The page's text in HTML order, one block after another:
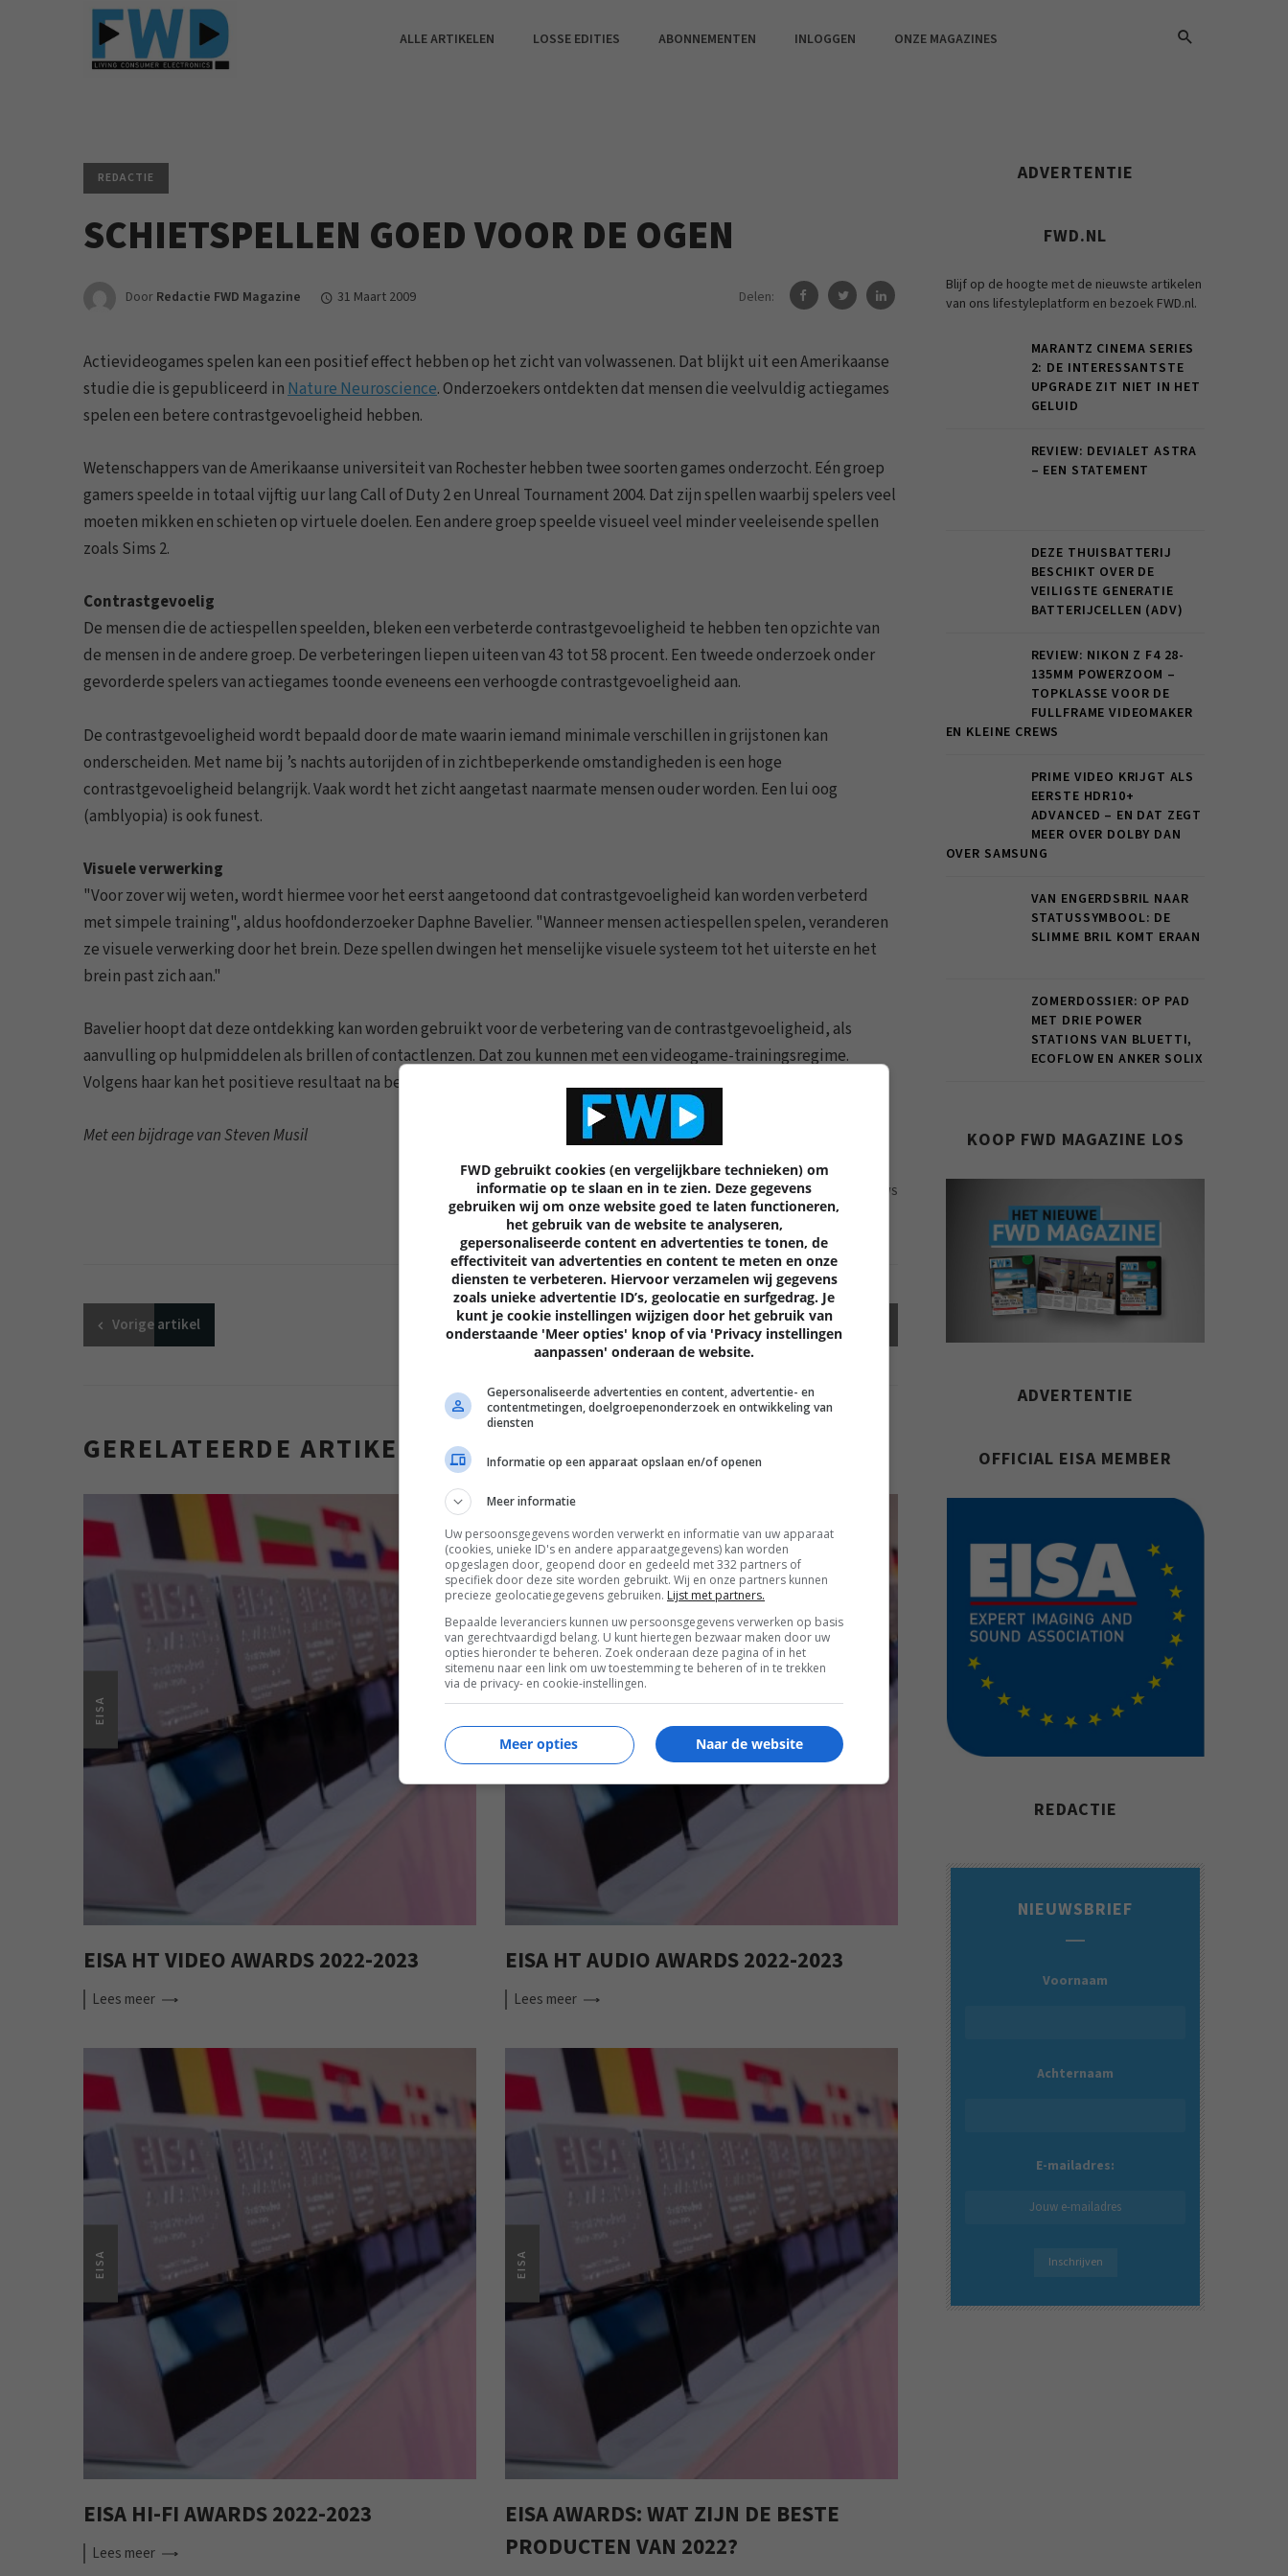
ALLE ARTIKELEN LOSSE EDITIES ABONNEMENTEN INLOGGEN ONZE MAGAZINES
REDACTIE
SCHIETSPELLEN GOED VOOR DE OGEN
Door Redactie FWD Magazine 31 Maart 2009 Delen:
Actievideogames spelen kan een positief effect hebben op het zicht van volwassenen. Dat blijkt uit een Amerikaanse
studie die is gepubliceerd inNature Neuroscience. Onderzoekers ontdekten dat mensen die veelvuldig actiegames
spelen een betere contrastgevoeligheid hebben.
Wetenschappers van de Amerikaanse universiteit van Rochester hebben twee soorten games onderzocht. Eén groep
gamers speelde in totaal vijftig uur lang Call of Duty 2 en Unreal Tournament 2004. Dat zijn spellen waarbij spelers veel
moeten mikken en schieten op virtuele doelen. Een andere groep speelde visueel veel minder veeleisende spellen
zoals Sims 2.
Contrastgevoelig
De mensen die de actiespellen speelden, bleken een verbeterde contrastgevoeligheid te hebben ten opzichte van
de mensen in de andere groep. De verbeteringen liepen uiteen van 43 tot 58 procent. Een tweede onderzoek onder
gevorderde spelers van actiegames toonde eveneens een verhoogde contrastgevoeligheid aan.
De contrastgevoeligheid wordt bepaald door de mate waarin iemand minimale verschillen in grijstonen kan
onderscheiden. Met name bij ’s nachts autorijden of in zichtbeperkende omstandigheden is een hoge
contrastgevoeligheid belangrijk. Vaak wordt het zicht aangetast naarmate mensen ouder worden. Een lui oog
(amblyopia) is ook funest.
Visuele verwerking
"Voor zover wij weten, wordt hiermee voor het eerst aangetoond dat contrastgevoeligheid kan worden verbeterd
met simpele training", aldus hoofdonderzoeker Daphne Bavelier. "Wanneer mensen actiespellen spelen, veranderen
ze visuele verwerking door het brein. Deze spellen dwingen het menselijke visuele systeem tot het uiterste en het
brein past zich aan."
Bavelier hoopt dat deze ontdekking kan worden gebruikt voor de verbetering van de contrastgevoeligheid, als
aanvulling op hulpmiddelen als brillen of contactlenzen. Dat zou kunnen met een videogame-trainingsregime.
Volgens haar kan het positieve resultaat na beëindiging van de training nog twee jaar of langer aanhouden.
Met een bijdrage van Steven Musil
0 REACTIES 734 VIEWS
Vorigeartikel Volgendeartikel
GERELATEERDE ARTIKELEN
EISA
EISA HT VIDEO AWARDS 2022-2023
Lees meer
EISA
EISA HT AUDIO AWARDS 2022-2023
Lees meer
EISA
EISA HI-FI AWARDS 2022-2023
Lees meer
EISA
EISA AWARDS: WAT ZIJN DE BESTE
PRODUCTEN VAN 2022?
ADVERTENTIE
FWD.NL
Blijf op de hoogte met de nieuwste artikelen
van ons lifestyleplatform en bezoek FWD.nl.
MARANTZ CINEMA SERIES
2: DE INTERESSANTSTE
UPGRADE ZIT NIET IN HET
GELUID
REVIEW: DEVIALET ASTRA
– EEN STATEMENT
DEZE THUISBATTERIJ
BESCHIKT OVER DE
VEILIGSTE GENERATIE
BATTERIJCELLEN (ADV)
REVIEW: NIKON Z F4 28-
135MM POWERZOOM –
TOPKLASSE VOOR DE
FULLFRAME VIDEOMAKER
EN KLEINE CREWS
PRIME VIDEO KRIJGT ALS
EERSTE HDR10+
ADVANCED – EN DAT ZEGT
MEER OVER DOLBY DAN
OVER SAMSUNG
VAN ENGERDSBRIL NAAR
STATUSSYMBOOL: DE
SLIMME BRIL KOMT ERAAN
ZOMERDOSSIER: OP PAD
MET DRIE POWER
STATIONS VAN BLUETTI,
ECOFLOW EN ANKER SOLIX
KOOP FWD MAGAZINE LOS
ADVERTENTIE
OFFICIAL EISA MEMBER
REDACTIE
NIEUWSBRIEF
Voornaam
Achternaam
E-mailadres:
FWD gebruikt cookies (en vergelijkbare technieken) om
informatie op te slaan en in te zien. Deze gegevens
gebruiken wij om onze website goed te laten functioneren,
het gebruik van de website te analyseren,
gepersonaliseerde content en advertenties te tonen, de
effectiviteit van advertenties en content te meten en onze
diensten te verbeteren. Hiervoor verzamelen wij gegevens
zoals unieke advertentie ID’s, geolocatie en surfgedrag. Je
kunt je cookie instellingen wijzigen door het gebruik van
onderstaande 'Meer opties' knop of via 'Privacy instellingen
aanpassen' onderaan de website.
Gepersonaliseerde advertenties en content, advertentie- en
contentmetingen, doelgroepenonderzoek en ontwikkeling van
diensten
Informatie op een apparaat opslaan en/of openen
Meer informatie
Uw persoonsgegevens worden verwerkt en informatie van uw apparaat
(cookies, unieke ID's en andere apparaatgegevens) kan worden
opgeslagen door, geopend door en gedeeld met 332 partners of
specifiek door deze site worden gebruikt. Wij en onze partners kunnen
precieze geolocatiegegevens gebruiken. Lijst met partners.
Bepaalde leveranciers kunnen uw persoonsgegevens verwerken op basis
van gerechtvaardigd belang. U kunt hiertegen bezwaar maken door uw
opties hieronder te beheren. Zoek onderaan deze pagina of in het
sitemenu naar een link om uw toestemming te beheren of in te trekken
via de privacy- en cookie-instellingen.
Naar de website
Meer opties